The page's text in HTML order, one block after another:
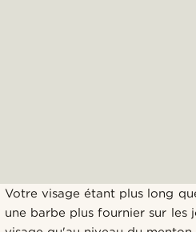
Votre visage étant plus long
une barbe plus fournier sur les